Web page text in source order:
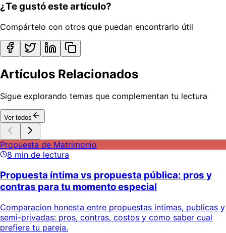
¿Te gustó este artículo?
Compártelo con otros que puedan encontrarlo útil
Artículos Relacionados
Sigue explorando temas que complementan tu lectura
Ver todos
Propuesta de Matrimonio
8 min de lectura
Propuesta íntima vs propuesta pública: pros y
contras para tu momento especial
Comparacion honesta entre propuestas intimas, publicas y
semi-privadas: pros, contras, costos y como saber cual
prefiere tu pareja.